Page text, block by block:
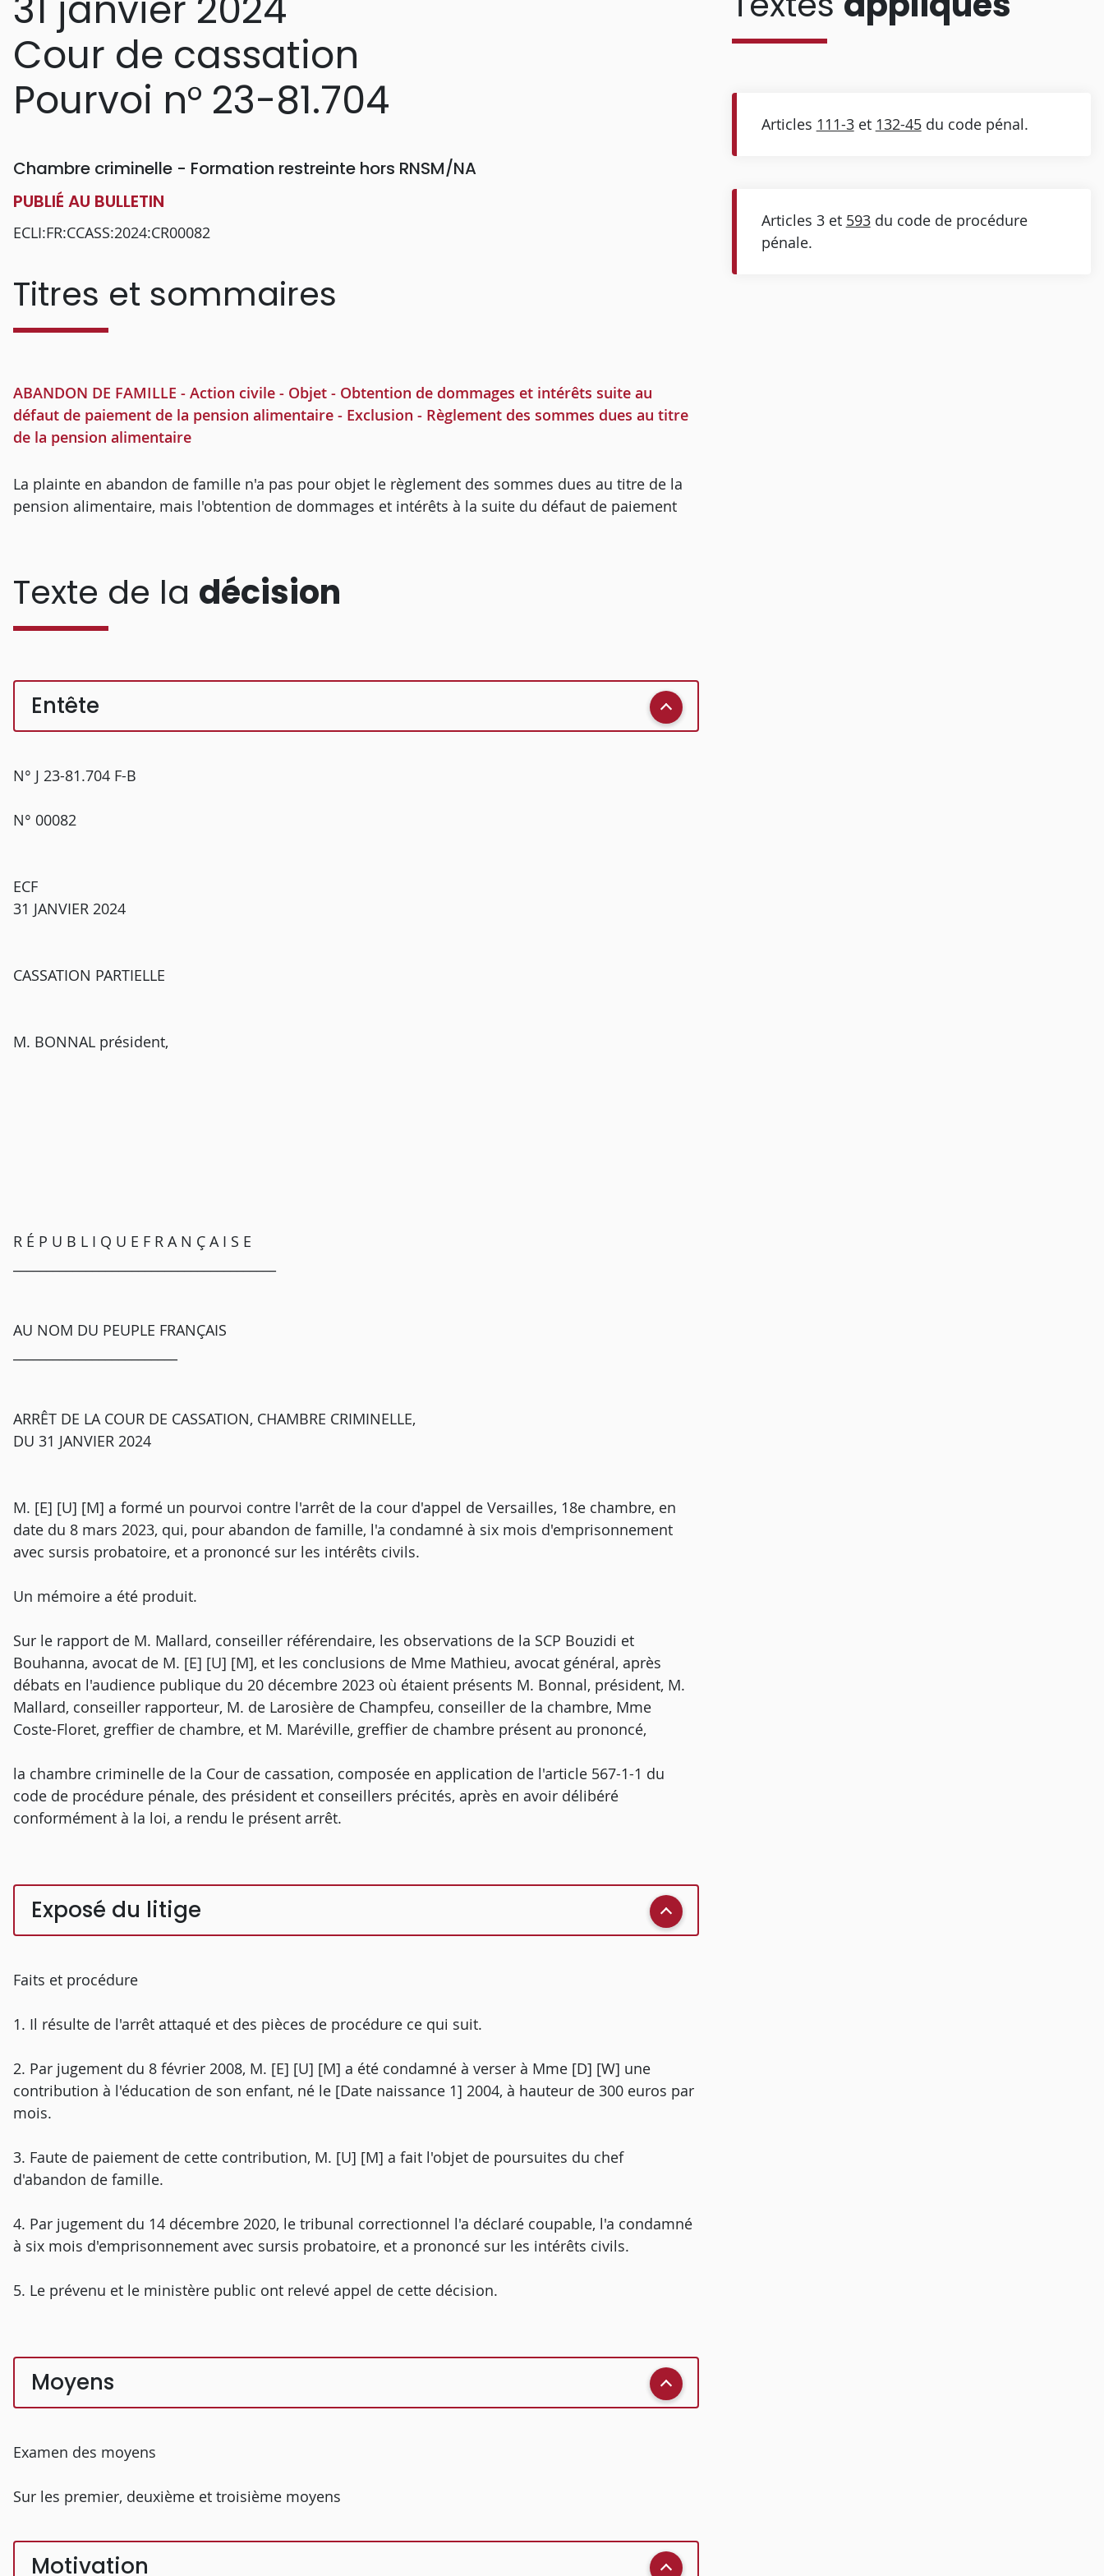
Cour de cassation
Pourvoi n° 23-81.704
Chambre criminelle - Formation restreinte hors RNSM/NA
PUBLIÉ AU BULLETIN
ECLI:FR:CCASS:2024:CR00082
Titres et sommaires
ABANDON DE FAMILLE - Action civile - Objet - Obtention de dommages et intérêts suite au
défaut de paiement de la pension alimentaire - Exclusion - Règlement des sommes dues au titre
de la pension alimentaire
La plainte en abandon de famille n'a pas pour objet le règlement des sommes dues au titre de la
pension alimentaire, mais l'obtention de dommages et intérêts à la suite du défaut de paiement
Texte de la décision
Entête
N° J 23-81.704 F-B
N° 00082
ECF
31 JANVIER 2024
CASSATION PARTIELLE
M. BONNAL président,
R É P U B L I Q U E F R A N Ç A I S E
AU NOM DU PEUPLE FRANÇAIS
ARRÊT DE LA COUR DE CASSATION, CHAMBRE CRIMINELLE,
DU 31 JANVIER 2024
M. [E] [U] [M] a formé un pourvoi contre l'arrêt de la cour d'appel de Versailles, 18e chambre, en
date du 8 mars 2023, qui, pour abandon de famille, l'a condamné à six mois d'emprisonnement
avec sursis probatoire, et a prononcé sur les intérêts civils.
Un mémoire a été produit.
Sur le rapport de M. Mallard, conseiller référendaire, les observations de la SCP Bouzidi et
Bouhanna, avocat de M. [E] [U] [M], et les conclusions de Mme Mathieu, avocat général, après
débats en l'audience publique du 20 décembre 2023 où étaient présents M. Bonnal, président, M.
Mallard, conseiller rapporteur, M. de Larosière de Champfeu, conseiller de la chambre, Mme
Coste-Floret, greffier de chambre, et M. Maréville, greffier de chambre présent au prononcé,
la chambre criminelle de la Cour de cassation, composée en application de l'article 567-1-1 du
code de procédure pénale, des président et conseillers précités, après en avoir délibéré
conformément à la loi, a rendu le présent arrêt.
Exposé du litige
Faits et procédure
1. Il résulte de l'arrêt attaqué et des pièces de procédure ce qui suit.
2. Par jugement du 8 février 2008, M. [E] [U] [M] a été condamné à verser à Mme [D] [W] une
contribution à l'éducation de son enfant, né le [Date naissance 1] 2004, à hauteur de 300 euros par
mois.
3. Faute de paiement de cette contribution, M. [U] [M] a fait l'objet de poursuites du chef
d'abandon de famille.
4. Par jugement du 14 décembre 2020, le tribunal correctionnel l'a déclaré coupable, l'a condamné
à six mois d'emprisonnement avec sursis probatoire, et a prononcé sur les intérêts civils.
5. Le prévenu et le ministère public ont relevé appel de cette décision.
Moyens
Examen des moyens
Sur les premier, deuxième et troisième moyens
Motivation
Articles 111-3et 132-45du code pénal.
Articles 3 et 593du code de procédure
pénale.